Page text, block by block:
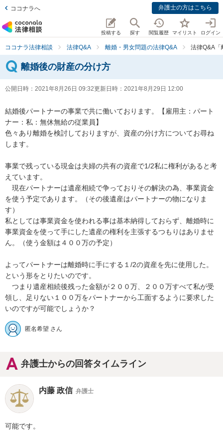
ココナラへ 弁護士の方はこちら
投稿する 探す 閲覧履歴 マイリスト ログイン
ココナラ法律相談 法律Q&A 離婚・男女問題の法律Q&A 法律Q&A「
離婚後の財産の分け方
公開日時： 2021年8月26日 09:32更新日時： 2021年8月29日 12:00
結婚後パートナーの事業で共に働いております。【雇用主：パート
ナー：私：無休無給の従業員】
色々あり離婚を検討しておりますが、資産の分け方についてお尋ね
します。
事業で残っている現金は夫婦の共有の資産で1/2私に権利があると考
えています。
現在パートナーは遺産相続で争っておりその解決の為、事業資金
を使う予定であります。（その後遺産はパートナーの物になりま
す）
私としては事業資金を使われる事は基本納得しておらず、離婚時に
事業資金を使って手にした遺産の権利を主張するつもりはありませ
ん。（使う金額は４００万の予定）
よってパートナーは離婚時に手にする１/2の資産を先に使用した。
という形をとりたいのです。
つまり遺産相続後残った金額が２００万、２００万すべて私が受
領し、足りない１００万をパートナーから工面するように要求した
いのですが可能でしょうか？
匿名希望 さん
弁護士からの回答タイムライン
内藤 政信 弁護士
可能です。